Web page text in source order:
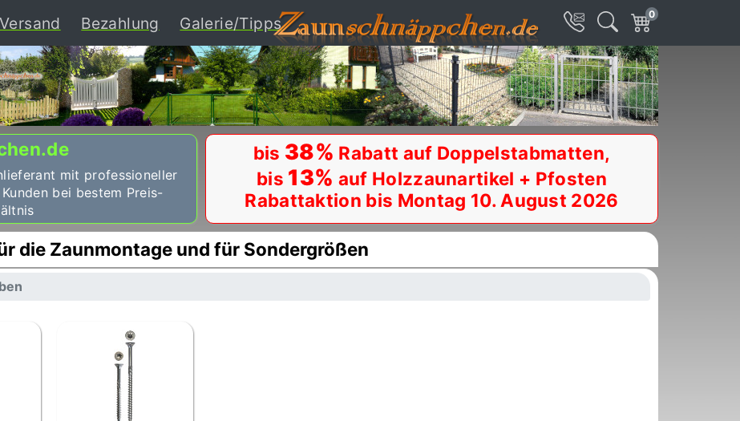
0
Versand Bezahlung Galerie/Tipps
mit professioneller
bei bestem Preis-
bis 38% Rabatt auf Doppelstabmatten,
bis 13% auf Holzzaunartikel + Pfosten
Rabattaktion bis Montag 10. August 2026
die Zaunmontage und für Sondergrößen